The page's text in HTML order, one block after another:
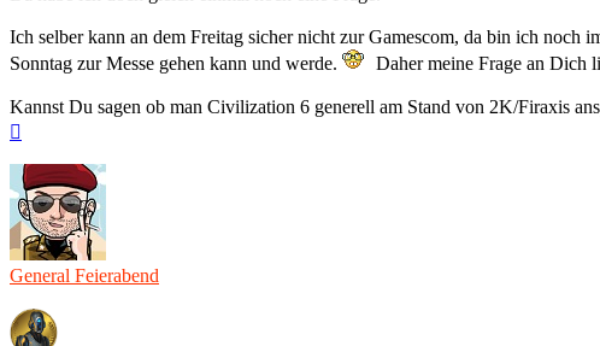
Ich selber kann an dem Freitag sicher nicht zur Gamescom, da bin ich
Sonntag zur Messe gehen kann und werde.
Daher meine Frage an Dich
Kannst Du sagen ob man Civilization 6 generell am Stand von 2K/Firaxis
General Feierabend